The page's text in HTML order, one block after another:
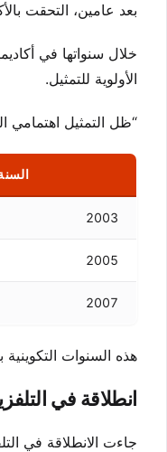
بعد عامين، التحقت
الأولوية للتمثيل.
“ظل التمثيل
2003
2005
2007
هذه السنوات
انطلاقة في
جاءت الانطلاقة في